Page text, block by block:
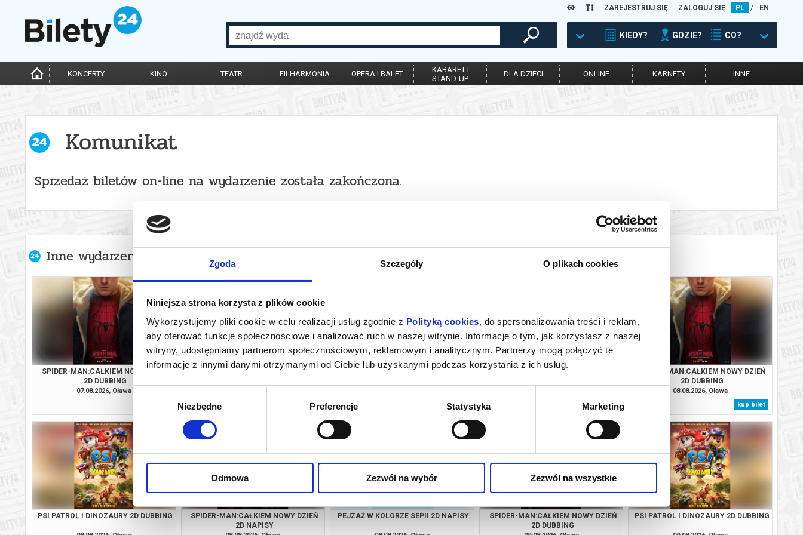
Zgoda Szczegóły O plikach cookies
Niniejsza strona korzysta z plików cookie
Wykorzystujemy pliki cookie w celu realizacji usług zgodnie z Polityką cookies, do spersonalizowania treści i reklam,
aby oferować funkcje społecznościowe i analizować ruch w naszej witrynie. Informacje o tym, jak korzystasz z naszej
witryny, udostępniamy partnerom społecznościowym, reklamowym i analitycznym. Partnerzy mogą połączyć te
informacje z innymi danymi otrzymanymi od Ciebie lub uzyskanymi podczas korzystania z ich usług.
Niezbędne Preferencje Statystyka Marketing
Odmowa Zezwól na wybór Zezwól na wszystkie
ZAREJESTRUJ SIĘ ZALOGUJ SIĘ PL / EN
KIEDY? GDZIE? CO?
KONCERTY KINO TEATR FILHARMONIA OPERA I BALET
KABARET I
STAND-UP
DLA DZIECI ONLINE KARNETY INNE
Komunikat
Sprzedaż biletów on-line na wydarzenie została zakończona.
Inne wydarzenia organizatora
SPIDER-MAN:CAŁKIEM NOWY DZIEŃ
2D DUBBING
07.08.2026, Oława
PSI PATROL I DINOZAURY 2D DUBBING
kup bilet
SPIDER-MAN:CAŁKIEM NOWY DZIEŃ
kup bilet
PEJZAŻ W KOLORZE SEPII 2D NAPISY
kup bilet
SPIDER-MAN:CAŁKIEM NOWY DZIEŃ
2D DUBBING
08.08.2026, Oława
kup bilet
PSI PATROL I DINOZAURY 2D DUBBING
SPIDER-MAN:CAŁKIEM NOWY DZIEŃ
2D NAPISY
PEJZAŻ W KOLORZE SEPII 2D NAPISY
SPIDER-MAN:CAŁKIEM NOWY DZIEŃ
2D DUBBING
PSI PATROL I DINOZAURY 2D DUBBING